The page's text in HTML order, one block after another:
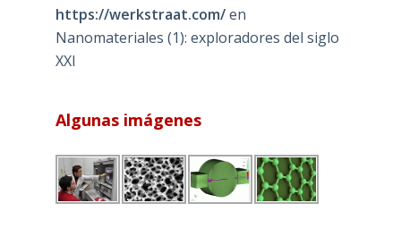
https://werkstraat.com/en
Nanomateriales (1): exploradores del siglo
XXI
Algunas imágenes